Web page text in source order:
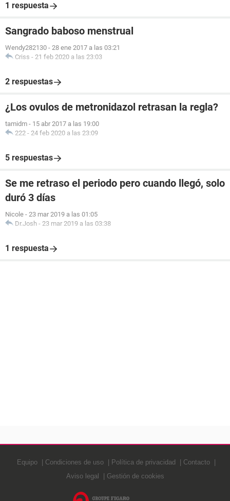
1 respuesta
Sangrado baboso menstrual
Wendy282130 - 28 ene 2017 a las 03:21
Criss - 21 feb 2020 a las 23:03
2 respuestas
¿Los ovulos de metronidazol retrasan la regla?
tamidm - 15 abr 2017 a las 19:00
222 - 24 feb 2020 a las 23:09
5 respuestas
Se me retraso el periodo pero cuando llegó, solo
duró 3 días
Nicole - 23 mar 2019 a las 01:05
Dr.Josh - 23 mar 2019 a las 03:38
1 respuesta
Equipo Condiciones de uso Política de privacidad
Contacto
Aviso legal
Gestión de cookies